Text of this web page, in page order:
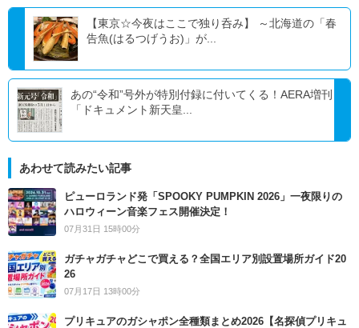
【東京☆今夜はここで独り呑み】 ～北海道の「春
告魚(はるつげうお)」が...
あの“令和”号外が特別付録に付いてくる！AERA増刊
「ドキュメント新天皇...
あわせて読みたい記事
ピューロランド発「SPOOKY PUMPKIN 2026」一夜限りの
ハロウィーン音楽フェス開催決定！
07月31日 15時00分
ガチャガチャどこで買える？全国エリア別設置場所ガイド20
26
07月17日 13時00分
プリキュアのガシャポン全種類まとめ2026【名探偵プリキュ